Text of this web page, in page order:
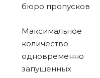
бюро пропусков
Максимальное
количество
одновременно
запущенных